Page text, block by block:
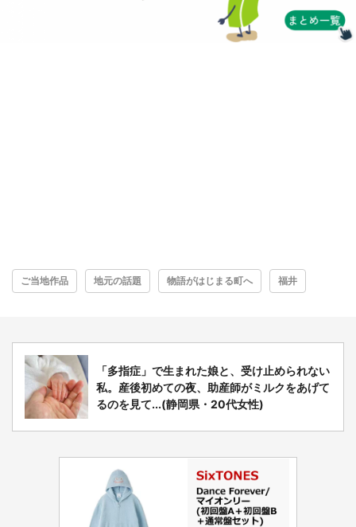
ご当地作品 地元の話題 物語がはじまる町へ 福井
「多指症」で生まれた娘と、受け止められない
私。産後初めての夜、助産師がミルクをあげて
るのを見て...(静岡県・20代女性)